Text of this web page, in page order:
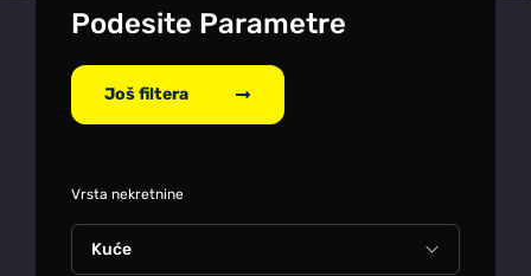
Podesite Parametre
Još filtera
Vrsta nekretnine